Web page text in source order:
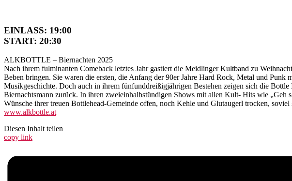
EINLASS: 19:00
START: 20:30
ALKBOTTLE – Biernachten 2025
Nach ihrem fulminanten Comeback letztes Jahr gastiert die Meidlinger Kultband zu
Beben bringen. Sie waren die ersten, die Anfang der 90er Jahre Hard Rock, Metal und
Musikgeschichte. Doch auch in ihrem fünfunddreißigjährigen Bestehen zeigen sich die
Biernachtsmann zurück. In ihren zweieinhalbstündigen Shows mit allen Kult- Hits wie „Geh
Wünsche ihrer treuen Bottlehead-Gemeinde offen, noch Kehle und Glutaugerl trocken, soviel
www.alkbottle.at
Diesen Inhalt teilen
copy link